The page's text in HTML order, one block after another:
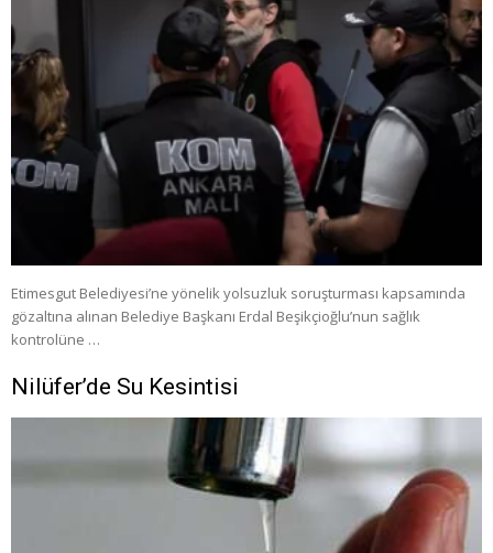
Etimesgut Belediyesi’ne yönelik yolsuzluk soruşturması kapsamında
gözaltına alınan Belediye Başkanı Erdal Beşikçioğlu’nun sağlık
kontrolüne …
Nilüfer’de Su Kesintisi